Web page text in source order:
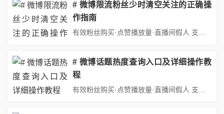
# 微博限流粉丝少时清空关注的正确操
作指南
有效粉丝购买·点赞播放量·直播间假人 支持：抖音,快手,小红书,视频号,微博,B站,西瓜头条等各类自媒体平台。自助平台： http://www.fs688.com/ 在当今社交媒体盛行的时代，微博作为重要的信息传播与社交互动平台，吸引了众多用户。然而，不少用户会遭遇微博限流、粉丝数量增长缓慢甚至停滞不前的困境。在这种情况下，有人考虑清空关注列表，期望以此改善账号状况，...
# 微博话题热度查询入口及详细操作教
程